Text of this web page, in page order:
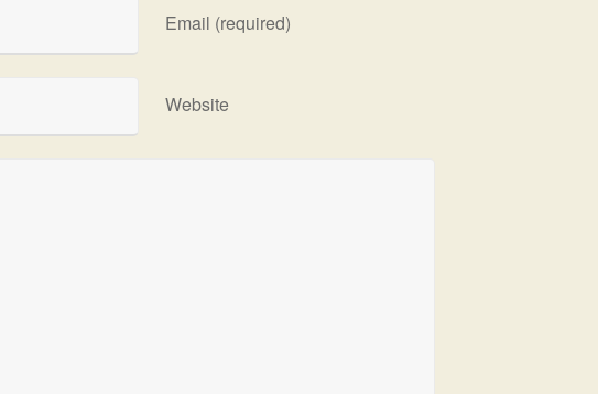
Email (required)
Website